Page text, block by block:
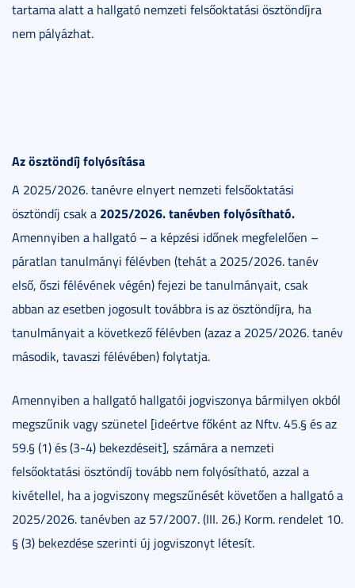
tartama alatt a hallgató nemzeti felsőoktatási ösztöndíjra
nem pályázhat.
Az ösztöndíj folyósítása
A 2025/2026. tanévre elnyert nemzeti felsőoktatási
ösztöndíj csak a 2025/2026. tanévben folyósítható.
Amennyiben a hallgató – a képzési időnek megfelelően –
páratlan tanulmányi félévben (tehát a 2025/2026. tanév
első, őszi félévének végén) fejezi be tanulmányait, csak
abban az esetben jogosult továbbra is az ösztöndíjra, ha
tanulmányait a következő félévben (azaz a 2025/2026. tanév
második, tavaszi félévében) folytatja.
Amennyiben a hallgató hallgatói jogviszonya bármilyen okból
megszűnik vagy szünetel [ideértve főként az Nftv. 45.§ és az
59.§ (1) és (3-4) bekezdéseit], számára a nemzeti
felsőoktatási ösztöndíj tovább nem folyósítható, azzal a
kivétellel, ha a jogviszony megszűnését követően a hallgató a
2025/2026. tanévben az 57/2007. (III. 26.) Korm. rendelet 10.
§ (3) bekezdése szerinti új jogviszonyt létesít.